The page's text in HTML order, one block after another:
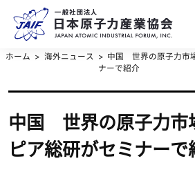
ホーム 海外ニュース
中国 世界の原子力市
ナーで紹介
中国 世界の原子力
ピア総研がセミナーで